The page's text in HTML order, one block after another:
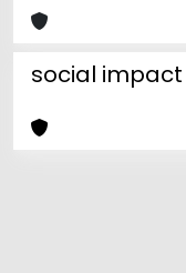
social impact